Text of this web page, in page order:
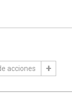
acciones